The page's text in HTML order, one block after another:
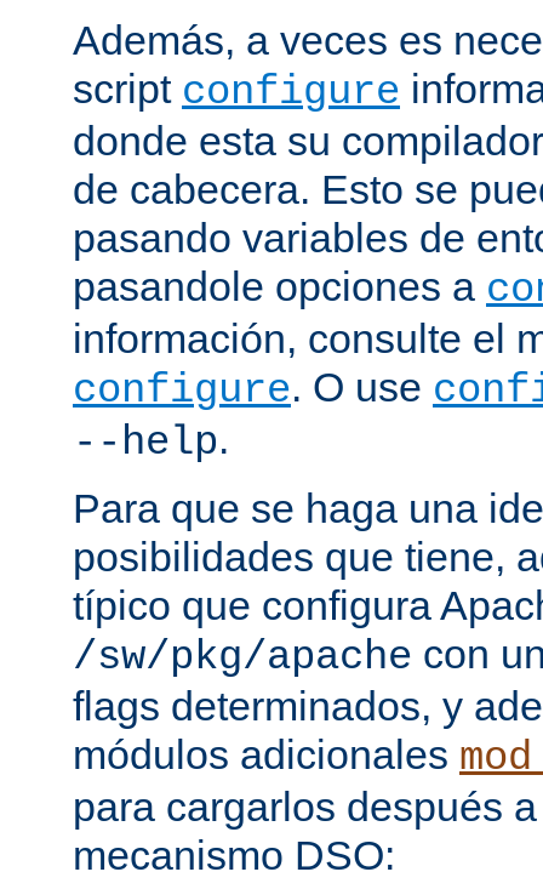
Además, a veces es
script configure
donde esta su
de cabecera. Esto se
pasando variables de
pasandole opciones a
información, consulte el
configure. O use
--help.
Para que se haga una
posibilidades que tiene,
típico que configura
/sw/pkg/apache con
flags determinados, y
módulos adicionales
para cargarlos después
mecanismo DSO: